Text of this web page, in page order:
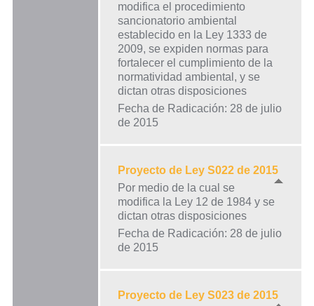
modifica el procedimiento
sancionatorio ambiental
establecido en la Ley 1333 de
2009, se expiden normas para
fortalecer el cumplimiento de la
normatividad ambiental, y se
dictan otras disposiciones
Fecha de Radicación: 28 de julio
de 2015
Proyecto de Ley S022 de 2015
Por medio de la cual se
modifica la Ley 12 de 1984 y se
dictan otras disposiciones
Fecha de Radicación: 28 de julio
de 2015
Proyecto de Ley S023 de 2015